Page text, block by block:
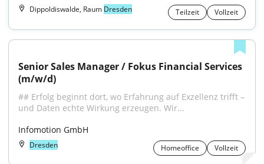
Dippoldiswalde, Raum Dresden Teilzeit Vollzeit
Senior Sales Manager / Fokus Financial Services
(m/w/d)
## Erfolg beginnt dort, wo Erfahrung auf Exzellenz trifft –
und Daten echte Wirkung erzeugen. Wir...
Infomotion GmbH
Dresden Homeoffice Vollzeit